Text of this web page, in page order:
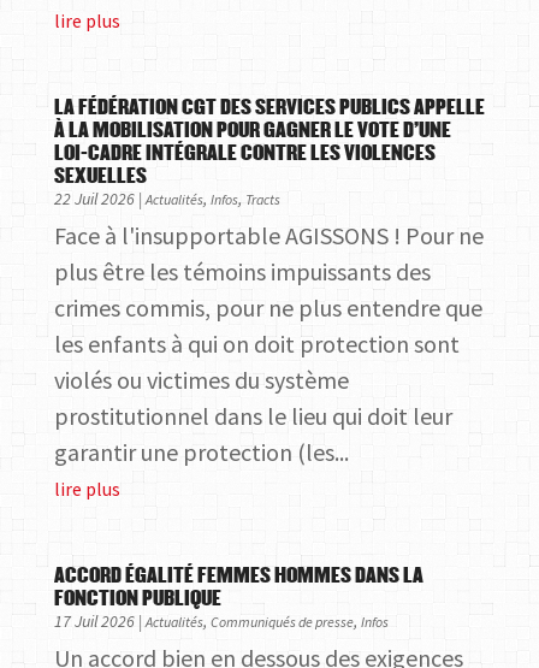
lire plus
LA FÉDÉRATION CGT DES SERVICES PUBLICS APPELLE
À LA MOBILISATION POUR GAGNER LE VOTE D’UNE
LOI-CADRE INTÉGRALE CONTRE LES VIOLENCES
SEXUELLES
22 Juil 2026|Actualités, Infos, Tracts
Face à l'insupportable AGISSONS ! Pour ne
plus être les témoins impuissants des
crimes commis, pour ne plus entendre que
les enfants à qui on doit protection sont
violés ou victimes du système
prostitutionnel dans le lieu qui doit leur
garantir une protection (les...
lire plus
ACCORD ÉGALITÉ FEMMES HOMMES DANS LA
FONCTION PUBLIQUE
17 Juil 2026|Actualités, Communiqués de presse, Infos
Un accord bien en dessous des exigences